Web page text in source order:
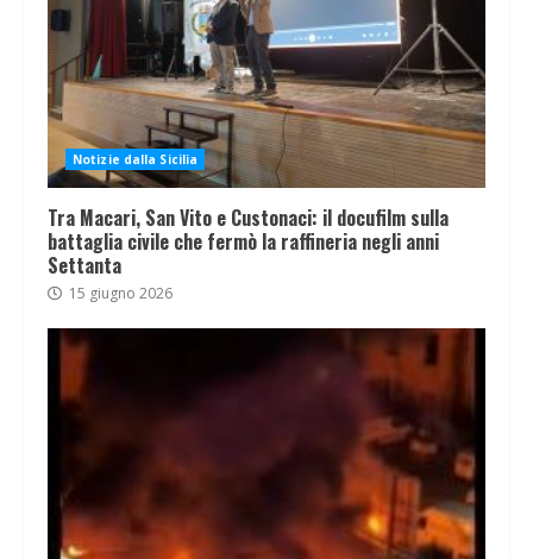
Notizie dalla Sicilia
Tra Macari, San Vito e Custonaci: il docufilm sulla
battaglia civile che fermò la raffineria negli anni
Settanta
15 giugno 2026